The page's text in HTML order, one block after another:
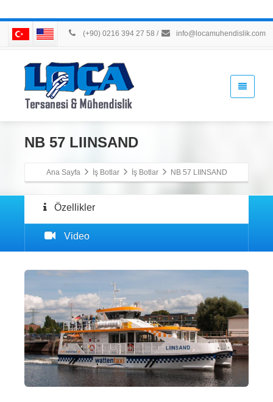
(+90) 0216 394 27 58 / info@locamuhendislik.com
NB 57 LIINSAND
Ana Sayfa İş Botlar İş Botlar NB 57 LIINSAND
Özellikler
Video